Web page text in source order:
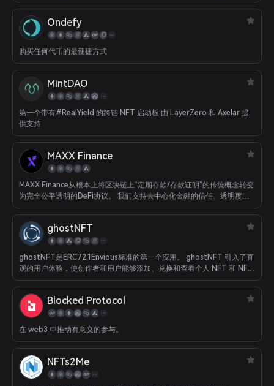
取利息。 Ondefy
购买任何代币的最便捷方式
MintDAO
第一个带有#RealYield 的跨链 NFT 启动板 由 LayerZero 和 Axelar 提
供支持
MAXX Finance
MAXX Finance从根本上将区块链上“定期存款/存款证明”的传统概念转变
为完全公平透明的DeFi协议。 我们支持去中心化金融的信任、透明度和
可持续性。
ghostNFT
ghostNFT是ERC721Envious标准的第一个应用。 ghostNFT 引入了直
观的用户体验，使创作者和用户能够添加、兑换和查看个人 NFT 和 NFT
收藏的抵押品。 ghostNFT 的目标是 NFT 收藏、NFT 所有者、代币持
Blocked Protocol
在 web3 中推动有意义的参与。
NFTs2Me